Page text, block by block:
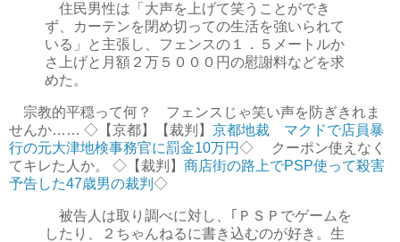
住民男性は「大声を上げて笑うことができ
ず、カーテンを閉め切っての生活を強いられて
いる」と主張し、フェンスの１．５メートルか
さ上げと月額２万５０００円の慰謝料などを求
めた。
宗教的平穏って何？ フェンスじゃ笑い声を防ぎきれま
せんか…… ◇【京都】【裁判】 京都地裁 マクドで店員暴
行の元大津地検事務官に罰金10万円◇ クーポン使えなく
てキレた人か。 ◇【裁判】 商店街の路上でPSP使って殺害
予告した47歳男の裁判 ◇
被告人は取り調べに対し、｢ＰＳＰでゲームを
したり、２ちゃんねるに書き込むのが好き。生